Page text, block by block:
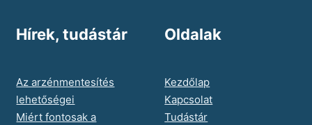
Hírek, tudástár
Az arzénmentesítés
lehetőségei
Miért fontosak a
Oldalak
Kezdőlap
Kapcsolat
Tudástár